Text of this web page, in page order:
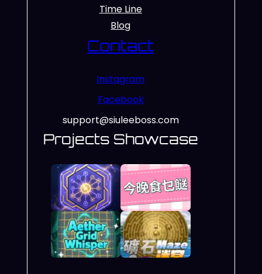
Time Line
Blog
Contact
Instagram
Facebook
support@siuleeboss.com
Projects Showcase